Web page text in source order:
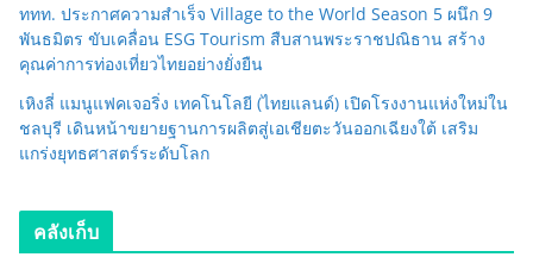
ททท. ประกาศความสำเร็จ Village to the World Season 5 ผนึก 9
พันธมิตร ขับเคลื่อน ESG Tourism สืบสานพระราชปณิธาน สร้าง
คุณค่าการท่องเที่ยวไทยอย่างยั่งยืน
เหิงลี่ แมนูแฟคเจอริ่ง เทคโนโลยี (ไทยแลนด์) เปิดโรงงานแห่งใหม่ใน
ชลบุรี เดินหน้าขยายฐานการผลิตสู่เอเชียตะวันออกเฉียงใต้ เสริม
แกร่งยุทธศาสตร์ระดับโลก
คลังเก็บ